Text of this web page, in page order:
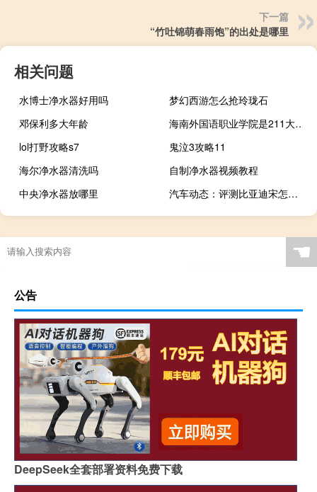
下一篇
“竹吐锦萌春雨饱”的出处是哪里
相关问题
水博士净水器好用吗
梦幻西游怎么抢玲珑石
邓保利多大年龄
海南外国语职业学院是211大学吗
lol打野攻略s7
鬼泣3攻略11
海尔净水器清洗吗
自制净水器视频教程
中央净水器放哪里
汽车动态：评测比亚迪宋怎么样及哈弗H2多少钱
☚
公告
DeepSeek全套部署资料免费下载